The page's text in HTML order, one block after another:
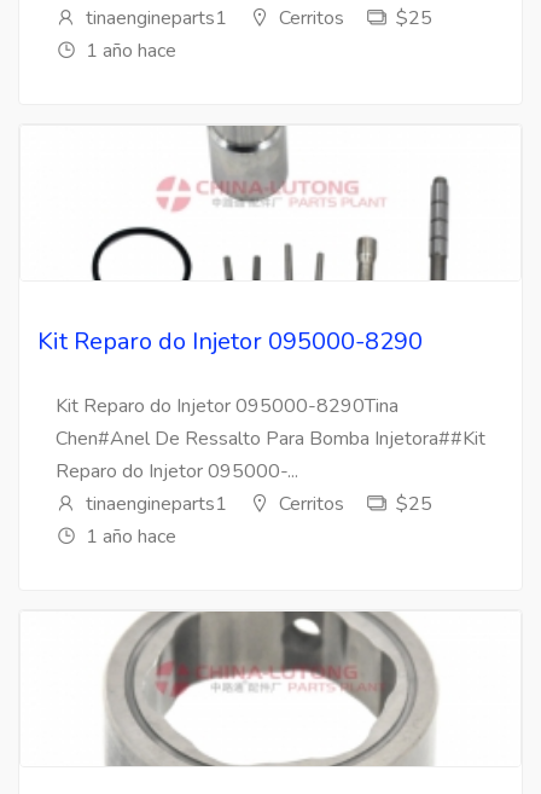
tinaengineparts1
Cerritos
$25
1 año hace
Kit Reparo do Injetor 095000-8290
Kit Reparo do Injetor 095000-8290Tina
Chen#Anel De Ressalto Para Bomba Injetora##Kit
Reparo do Injetor 095000-...
tinaengineparts1
Cerritos
$25
1 año hace